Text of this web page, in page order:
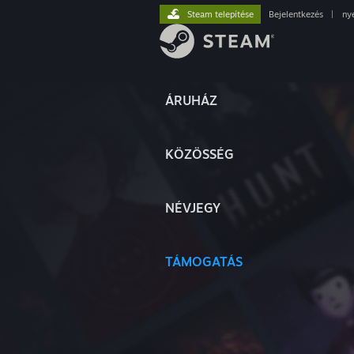
ÁRUHÁZ
KÖZÖSSÉG
NÉVJEGY
TÁMOGATÁS
Steam telepítése Bejelentkezés